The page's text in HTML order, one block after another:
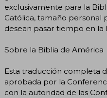
exclusivamente para la
Católica, tamaño personal
desean pasar tiempo en la
Sobre la Biblia de América
Esta traducción completa
aprobada por la
con la autoridad de las